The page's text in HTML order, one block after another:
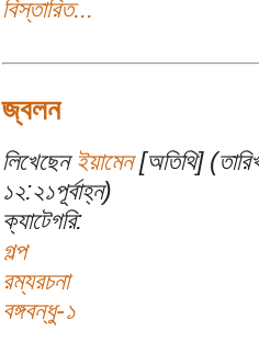
বিস্তারিত...
জ্বলন
লিখেছেন ইয়ামেন[অতিথি]
১২:২১পূর্বাহ্ন)
ক্যাটেগরি:
গল্প
রম্যরচনা
বঙ্গবন্ধু-১